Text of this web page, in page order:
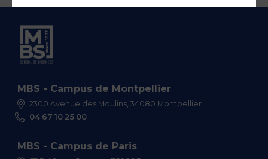
MBS - Campus de Montpellier
2300 Avenue des Moulins, 34080 Montpellier
04 67 10 25 00
MBS - Campus de Paris